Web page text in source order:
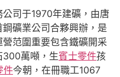
司于1970年建礦，由唐
鋼礦業公司合夥興辦，是
范圍重要包含鐵礦開采
300萬噸，生賓士零件孩
件今朝，在冊職工1067